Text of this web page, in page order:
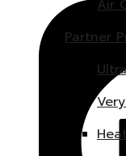
Air
Partner